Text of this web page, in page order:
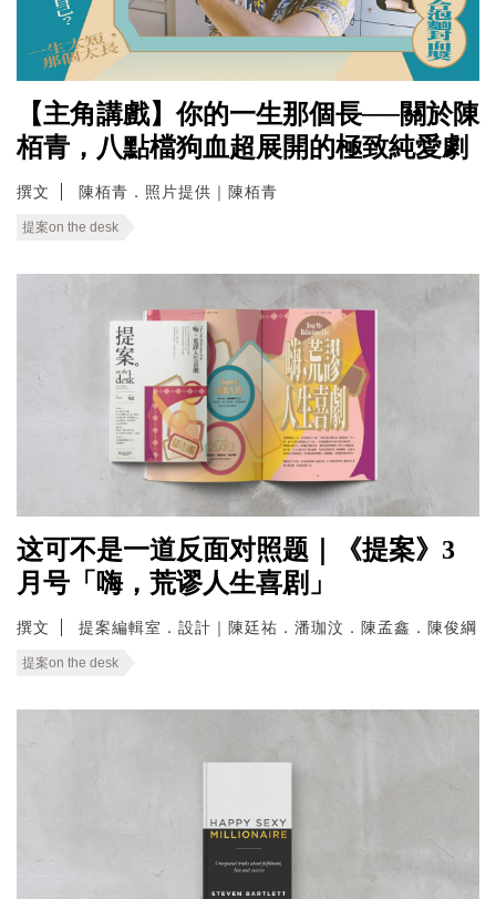
【主角講戲】你的一生那個長──關於陳
栢青，八點檔狗血超展開的極致純愛劇
撰文 陳栢青．照片提供｜陳栢青
提案on the desk
这可不是一道反面对照题｜《提案》3
月号「嗨，荒谬人生喜剧」
撰文 提案編輯室．設計｜陳廷祐．潘珈汶．陳孟鑫．陳俊綱
提案on the desk